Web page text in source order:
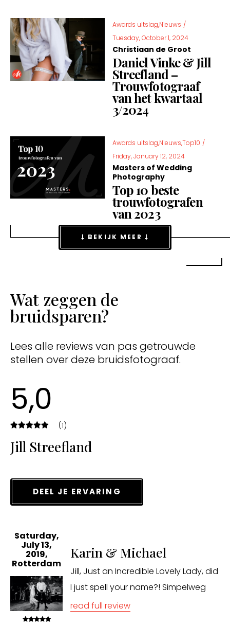
Awards uitslag,Nieuws /
Tuesday, October 1, 2024
Christiaan de Groot
Daniel Vinke & Jill
Streefland –
Trouwfotograaf
van het kwartaal
3/2024
Awards uitslag,Nieuws,Top10 /
Friday, January 12, 2024
Masters of Wedding
Photography
Top 10 beste
trouwfotografen
van 2023
BEKIJK MEER
Wat zeggen de
bruidsparen?
Lees alle reviews van pas getrouwde
stellen over deze bruidsfotograaf.
5,0
(1)
Jill Streefland
DEEL JE ERVARING
Saturday,
July 13,
2019,
Rotterdam
Karin & Michael
Jill, Just an Incredible Lovely Lady, did
I just spell your name?! Simpelweg
ongelofelijk het eindresultaat, maar
read full review